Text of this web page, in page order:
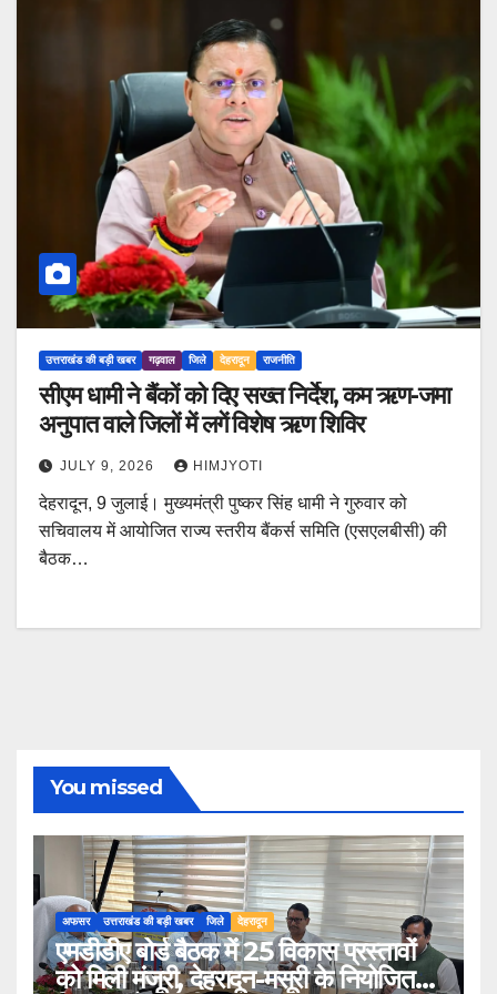
उत्तराखंड की बड़ी खबर गढ़वाल जिले देहरादून राजनीति
सीएम धामी ने बैंकों को दिए सख्त निर्देश, कम ऋण-जमा
अनुपात वाले जिलों में लगें विशेष ऋण शिविर
JULY 9, 2026 HIMJYOTI
देहरादून, 9 जुलाई। मुख्यमंत्री पुष्कर सिंह धामी ने गुरुवार को
सचिवालय में आयोजित राज्य स्तरीय बैंकर्स समिति (एसएलबीसी) की
बैठक…
You missed
अफसर उत्तराखंड की बड़ी खबर जिले देहरादून
एमडीडीए बोर्ड बैठक में 25 विकास प्रस्तावों
को मिली मंजूरी, देहरादून-मसूरी के नियोजित